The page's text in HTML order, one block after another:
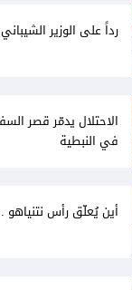
رداً على الوزير الشيباني
الاحتلال يدمّر قصر
في النبطية
أين يُعلّق رأس نتنياهو